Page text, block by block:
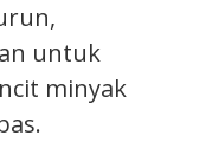
untuk
minyak